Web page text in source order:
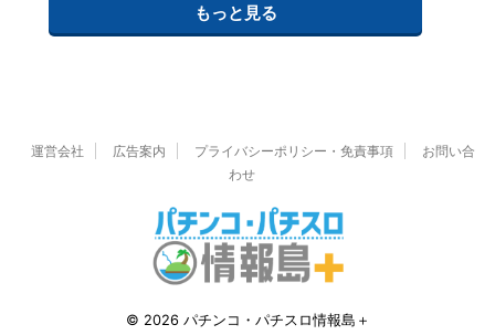
もっと見る
運営会社 広告案内 プライバシーポリシー・免責事項
お問い合
わせ
© 2026 パチンコ・パチスロ情報島＋